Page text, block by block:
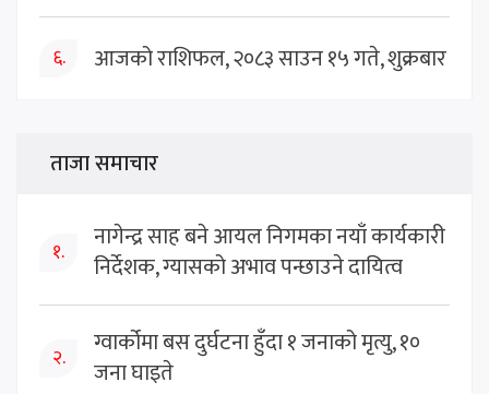
६. आजको राशिफल, २०८३ साउन १५ गते, शुक्रबार
ताजा समाचार
१.
नागेन्द्र साह बने आयल निगमका नयाँ कार्यकारी
निर्देशक, ग्यासको अभाव पन्छाउने दायित्व
२.
ग्वार्कोमा बस दुर्घटना हुँदा १ जनाको मृत्यु, १०
जना घाइते